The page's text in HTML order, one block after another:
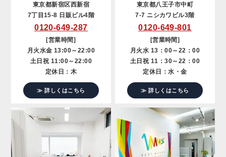
東京都新宿区西新宿
7丁目15-8 日販ビル4階
0120-649-287
[営業時間]
月火水金 13:00～22:00
土日祝 11:00～22:00
定休日：木
≫ 詳しくはこちら
東京都八王子市中町
7-7 ニシカワビル3階
0120-649-801
[営業時間]
月火水 13：00～22：00
土日祝 11：30～22：00
定休日：水・金
≫ 詳しくはこちら